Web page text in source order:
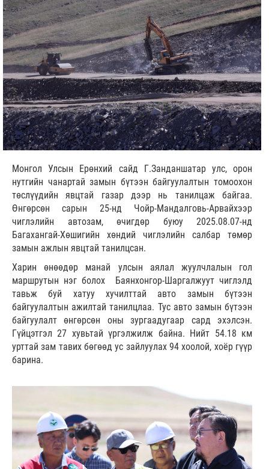
Монгол Улсын Ерөнхий сайд Г.Занданшатар улс, орон
нутгийн чанартай замын бүтээн байгуулалтын томоохон
төслүүдийн явцтай газар дээр нь танилцаж байгаа.
Өнгөрсөн сарын 25-нд Чойр-Мандалговь-Арвайхээр
чиглэлийн автозам, өчигдөр буюу 2025.08.07-нд
Багахангай-Хөшигийн хөндий чиглэлийн салбар төмөр
замын ажлын явцтай танилцсан.
Харин өнөөдөр манай улсын аялал жуулчлалын гол
маршрутын нэг болох Баянхонгор-Шаргалжуут чиглэлд
тавьж буй хатуу хучилттай авто замын бүтээн
байгуулалтын ажилтай танилцлаа. Тус авто замын бүтээн
байгуулалт өнгөрсөн оны зургаадугаар сард эхэлсэн.
Гүйцэтгэл 27 хувьтай үргэлжилж байна. Нийт 54.18 км
урттай зам тавих бөгөөд ус зайлуулах 94 хоолой, хоёр гүүр
барина.